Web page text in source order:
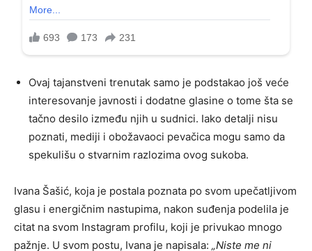
Ovaj tajanstveni trenutak samo je podstakao još veće
interesovanje javnosti i dodatne glasine o tome šta se
tačno desilo između njih u sudnici. Iako detalji nisu
poznati, mediji i obožavaoci pevačica mogu samo da
spekulišu o stvarnim razlozima ovog sukoba.
Ivana Šašić, koja je postala poznata po svom upečatljivom
glasu i energičnim nastupima, nakon suđenja podelila je
citat na svom Instagram profilu, koji je privukao mnogo
pažnje. U svom postu, Ivana je napisala: „Niste me ni